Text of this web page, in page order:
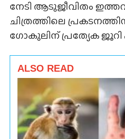
നേടി ആടുജീവിതം
ചിത്രത്തിലെ
ഗോകുലിന് പ്രത്യേക ജൂറി
ALSO READ